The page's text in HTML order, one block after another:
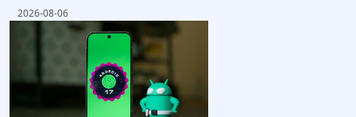
2026-08-06